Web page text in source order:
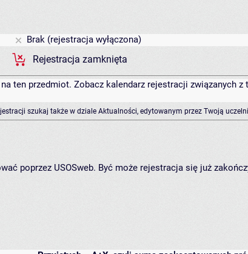
Brak (rejestracja wyłączona)
Rejestracja zamknięta
ten przedmiot. Zobacz kalendarz rejestracji związanych z
szukaj także w dziale Aktualności, edytowanym przez Twoją
poprzez USOSweb. Być może rejestracja się już